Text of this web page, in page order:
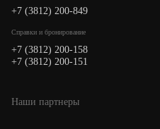
+7 (3812) 200-849
Cправки и бронирование
+7 (3812) 200-158
+7 (3812) 200-151
Наши партнеры